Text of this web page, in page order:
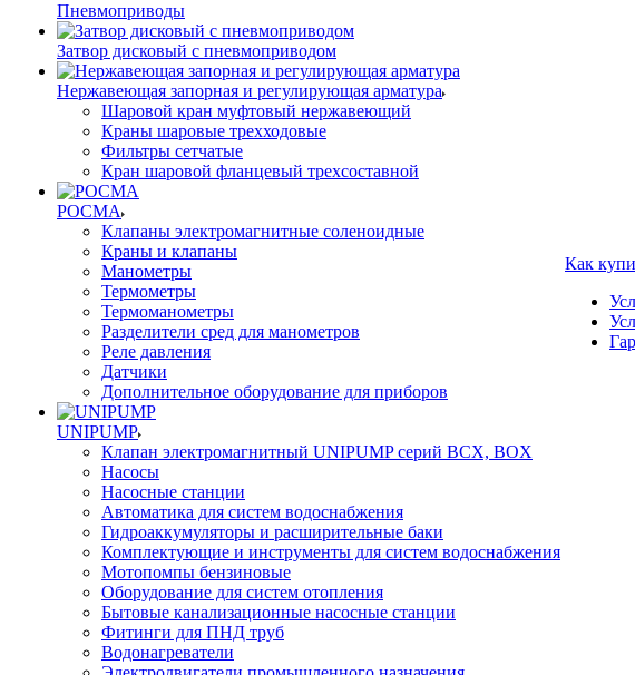
Пневмоприводы
Затвор дисковый с пневмоприводом
Нержавеющая запорная и регулирующая арматура
Шаровой кран муфтовый нержавеющий
Краны шаровые трехходовые
Фильтры сетчатые
Кран шаровой фланцевый трехсоставной
РОСМА
Клапаны электромагнитные соленоидные
Краны и клапаны
Манометры
Термометры
Термоманометры
Разделители сред для манометров
Реле давления
Датчики
Дополнительное оборудование для приборов
UNIPUMP
Клапан электромагнитный UNIPUMP серий BCX, BOX
Насосы
Насосные станции
Автоматика для систем водоснабжения
Гидроаккумуляторы и расширительные баки
Комплектующие и инструменты для систем водоснабжения
Мотопомпы бензиновые
Оборудование для систем отопления
Бытовые канализационные насосные станции
Фитинги для ПНД труб
Водонагреватели
Как